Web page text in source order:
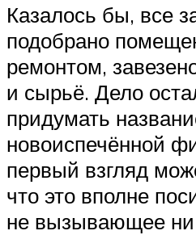
Казалось бы, все
подобрано
ремонтом,
и сырьё. Дело
придумать
новоиспечённой
первый взгляд
что это вполне
не вызывающее ни